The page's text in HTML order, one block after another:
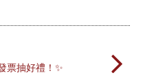
票抽好禮！✨